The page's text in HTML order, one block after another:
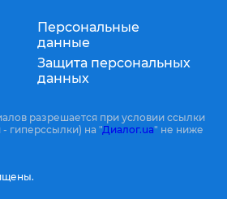
Персональные
данные
Защита персональных
данных
разрешается при условии ссылки
гиперссылки) на "Диалог.ua" не ниже